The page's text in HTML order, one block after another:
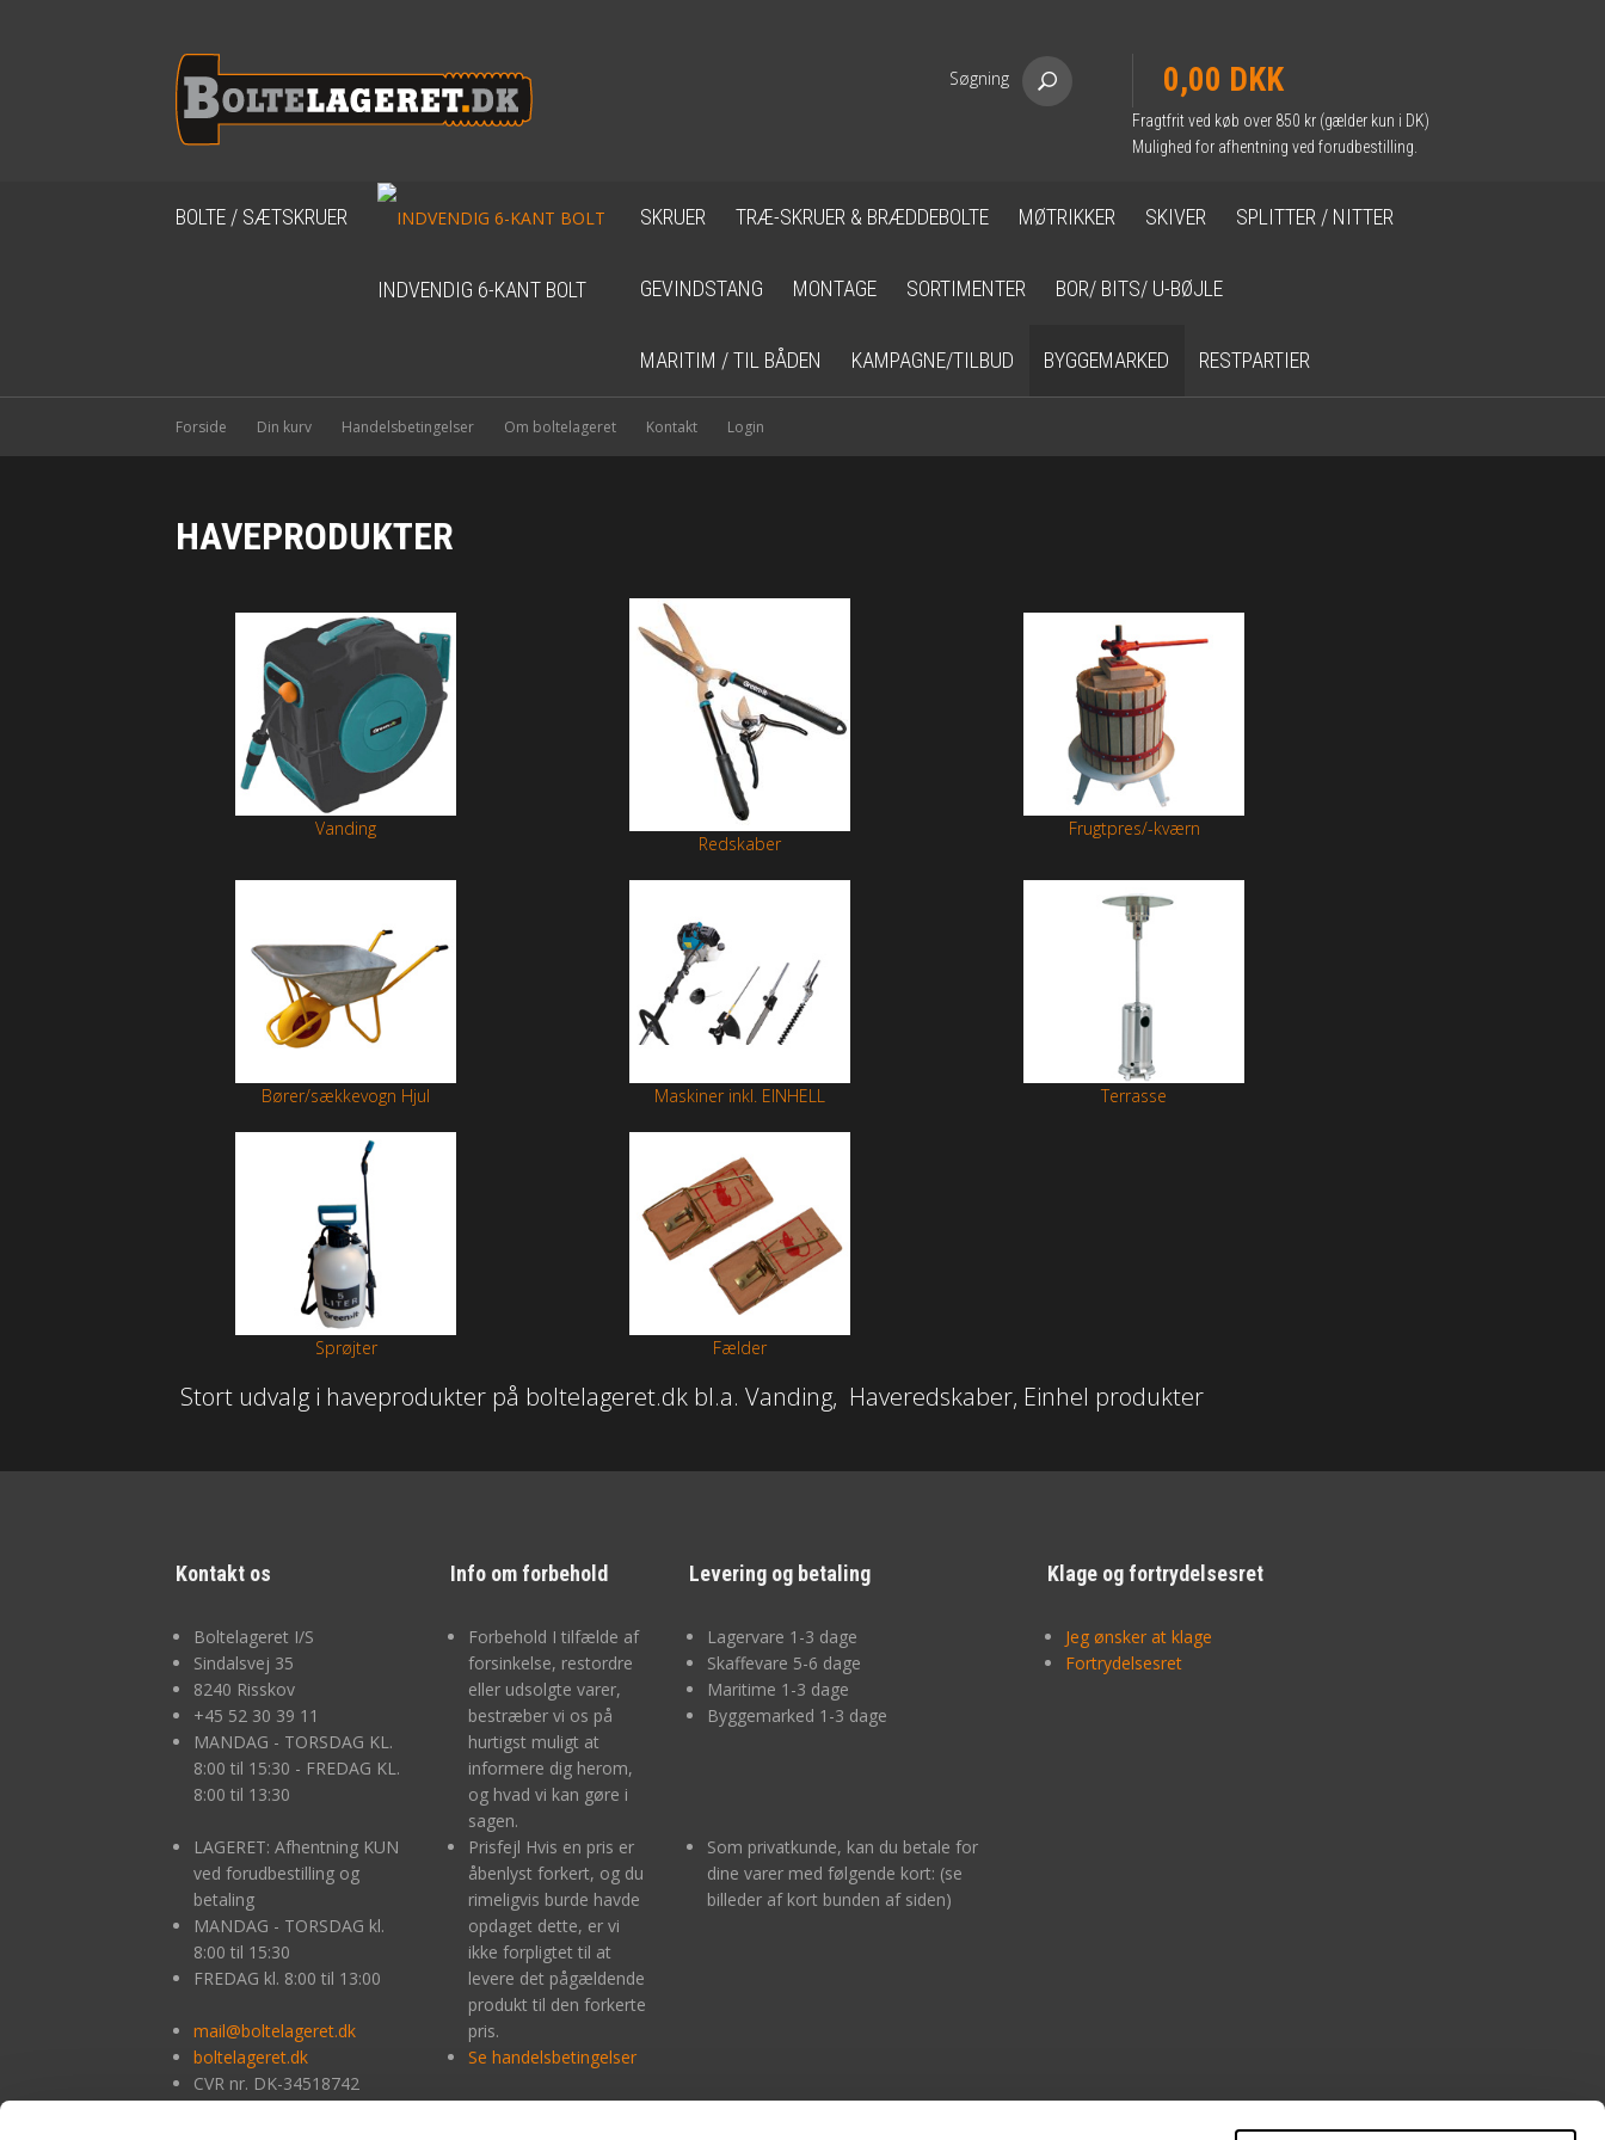
0,00 DKK
Fragtfrit ved køb over 850 kr (gælder kun i DK)
Mulighed for afhentning ved forudbestilling.
Søgning
BOLTE / SÆTSKRUER
INDVENDIG 6-KANT BOLT
SKRUER TRÆ-SKRUER & BRÆDDEBOLTE MØTRIKKER SKIVER SPLITTER / NITTER
GEVINDSTANG MONTAGE SORTIMENTER BOR/ BITS/ U-BØJLE
MARITIM / TIL BÅDEN KAMPAGNE/TILBUD BYGGEMARKED RESTPARTIER
Forside Din kurv Handelsbetingelser Om boltelageret Kontakt Login
HAVEPRODUKTER
Vanding
Redskaber
Frugtpres/-kværn
Bører/sækkevogn Hjul Maskiner inkl. EINHELL Terrasse
Sprøjter Fælder
Stort udvalg i haveprodukter på boltelageret.dk bl.a. Vanding, Haveredskaber, Einhel produkter
Kontakt os
Boltelageret I/S
Sindalsvej 35
8240 Risskov
+45 52 30 39 11
MANDAG - TORSDAG KL.
8:00 til 15:30 - FREDAG KL.
8:00 til 13:30
LAGERET: Afhentning KUN
ved forudbestilling og
betaling
MANDAG - TORSDAG kl.
8:00 til 15:30
FREDAG kl. 8:00 til 13:00
mail@boltelageret.dk
boltelageret.dk
CVR nr. DK-34518742
Info om forbehold
Forbehold I tilfælde af
forsinkelse, restordre
eller udsolgte varer,
bestræber vi os på
hurtigst muligt at
informere dig herom,
og hvad vi kan gøre i
sagen.
Prisfejl Hvis en pris er
åbenlyst forkert, og du
rimeligvis burde havde
opdaget dette, er vi
ikke forpligtet til at
levere det pågældende
produkt til den forkerte
pris.
Se handelsbetingelser
Levering og betaling
Lagervare 1-3 dage
Skaffevare 5-6 dage
Maritime 1-3 dage
Byggemarked 1-3 dage
Som privatkunde, kan du betale for
dine varer med følgende kort: (se
billeder af kort bunden af siden)
Klage og fortrydelsesret
Jeg ønsker at klage
Fortrydelsesret